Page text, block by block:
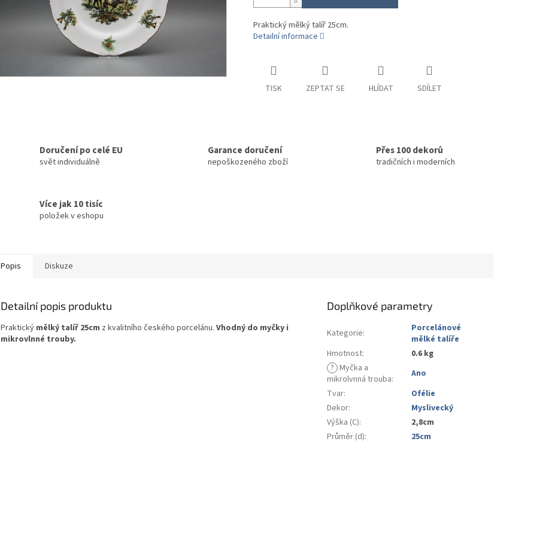
Praktický mělký talíř 25cm.
Detailní informace
TISK ZEPTAT SE HLÍDAT SDÍLET
Doručení po celé EU
svět individuálně
Garance doručení
nepoškozeného zboží
Přes 100 dekorů
tradičních i moderních
Více jak 10 tisíc
položek v eshopu
Popis Diskuze
Detailní popis produktu
Praktický mělký talíř 25cm z kvalitního českého porcelánu. Vhodný do myčky i
mikrovlnné trouby.
Doplňkové parametry
Kategorie:
Porcelánové
mělké talíře
Hmotnost:
0.6 kg
? Myčka a
mikrolvnná trouba:
Ano
Tvar:
Ofélie
Dekor:
Myslivecký
Výška (C):
2,8cm
Průměr (d): 25cm